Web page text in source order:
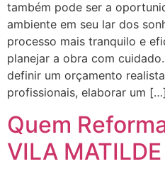
também pode ser a
ambiente em seu lar dos
processo mais tranquilo e
planejar a obra com
definir um orçamento
profissionais, elaborar um […]
Quem
VILA MATILDE